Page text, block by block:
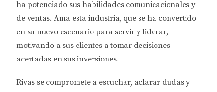
hipoteca, puedes deducir los intereses pagados en tu
declaración de impuestos. Esto es especialmente
beneficioso durante los primeros años del préstamo,
cuando la mayor parte del pago mensual se destina
a intereses. Por ejemplo, si compras una casa por
pagar alrededor de $12,000 en intereses durante el
ha potenciado sus habilidades comunicacionales y
de ventas. Ama esta industria, que se ha convertido
en su nuevo escenario para servir y liderar,
motivando a sus clientes a tomar decisiones
acertadas en sus inversiones.
Rivas se compromete a escuchar, aclarar dudas y